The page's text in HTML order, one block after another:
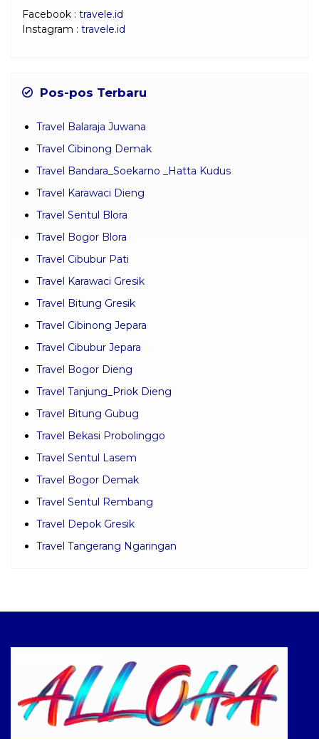
Facebook : travele.id
Instagram : travele.id
Pos-pos Terbaru
Travel Balaraja Juwana
Travel Cibinong Demak
Travel Bandara_Soekarno _Hatta Kudus
Travel Karawaci Dieng
Travel Sentul Blora
Travel Bogor Blora
Travel Cibubur Pati
Travel Karawaci Gresik
Travel Bitung Gresik
Travel Cibinong Jepara
Travel Cibubur Jepara
Travel Bogor Dieng
Travel Tanjung_Priok Dieng
Travel Bitung Gubug
Travel Bekasi Probolinggo
Travel Sentul Lasem
Travel Bogor Demak
Travel Sentul Rembang
Travel Depok Gresik
Travel Tangerang Ngaringan